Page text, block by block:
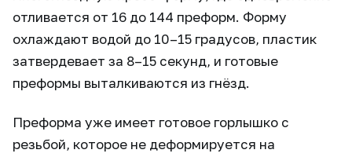
отливается от 16 до 144 преформ. Форму
охлаждают водой до 10–15 градусов, пластик
затвердевает за 8–15 секунд, и готовые
преформы выталкиваются из гнёзд.
Преформа уже имеет готовое горлышко с
резьбой, которое не деформируется на